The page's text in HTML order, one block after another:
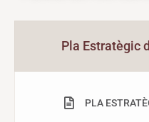
Pla Estratègic
PLA